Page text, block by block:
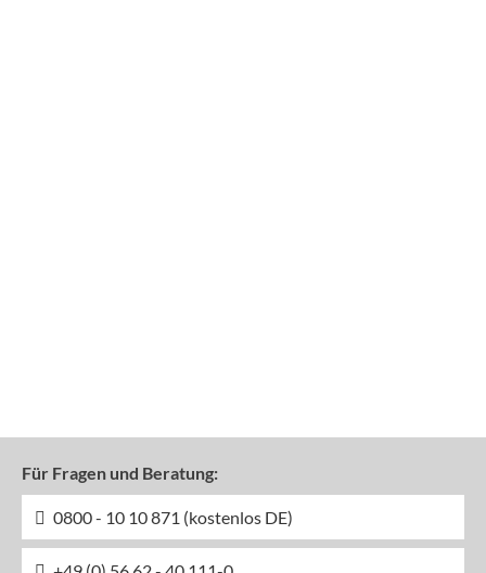
Für Fragen und Beratung:
0800 - 10 10 871 (kostenlos DE)